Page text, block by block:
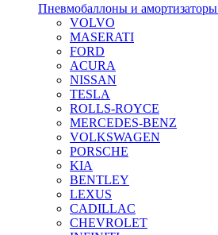
Пневмобаллоны и амортизаторы
VOLVO
MASERATI
FORD
ACURA
NISSAN
TESLA
ROLLS-ROYCE
MERCEDES-BENZ
VOLKSWAGEN
PORSCHE
KIA
BENTLEY
LEXUS
CADILLAC
CHEVROLET